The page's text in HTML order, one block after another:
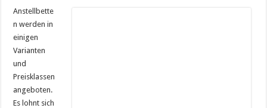
Anstellbette
n werden in
einigen
Varianten
und
Preisklassen
angeboten.
Es lohnt sich